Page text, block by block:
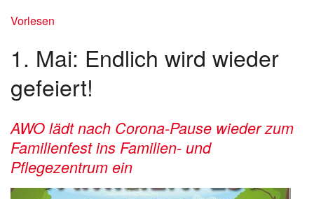
Vorlesen
1. Mai: Endlich wird wieder
gefeiert!
AWO lädt nach Corona-Pause wieder zum
Familienfest ins Familien- und
Pflegezentrum ein